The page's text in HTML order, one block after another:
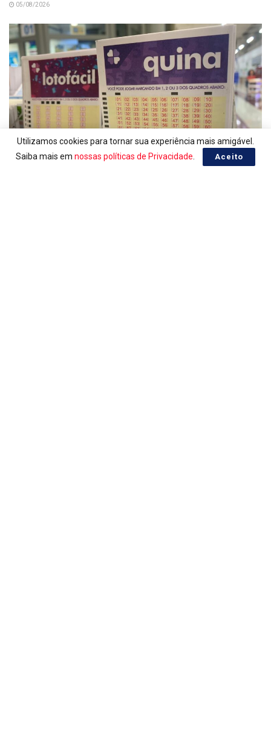
05/08/2026
Utilizamos cookies para tornar sua experiência mais amigável.
Saiba mais em nossas políticas de Privacidade Aceito